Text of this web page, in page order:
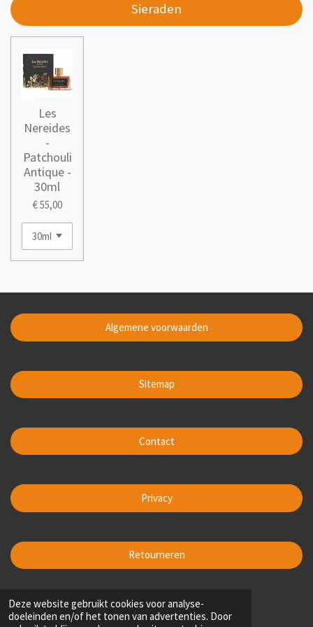
Deze website gebruikt cookies voor analyse-
doeleinden en/of het tonen van advertenties. Door
Sieraden
Les
Nereides
-
Patchouli
Antique -
30ml
€ 55,00
Algemene voorwaarden
Sitemap
Contact
Privacy
Retourneren
R
a
1
s
2
s
3
s
4
s
5
s
S
t